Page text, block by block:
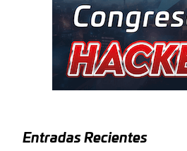
Entradas Recientes